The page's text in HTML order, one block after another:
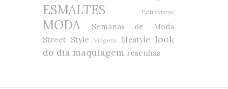
ESMALTES Entrevistas
MODA
Semanas de Moda
Street Style
Viagens lifestyle look
do dia maquiagem resenhas